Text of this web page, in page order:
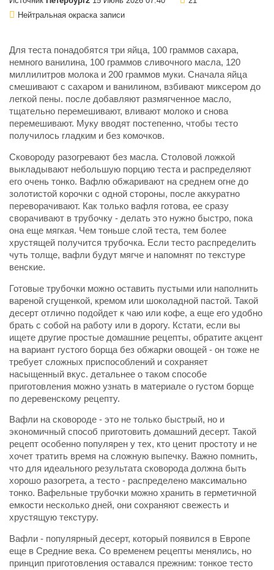
Нейтральная окраска записи
Для теста понадобятся три яйца, 100 граммов сахара,
немного ванилина, 100 граммов сливочного масла, 120
миллилитров молока и 200 граммов муки. Сначала яйца
смешивают с сахаром и ванилином, взбивают миксером до
легкой пены. после добавляют размягченное масло,
тщательно перемешивают, вливают молоко и снова
перемешивают. Муку вводят постепенно, чтобы тесто
получилось гладким и без комочков.
Сковороду разогревают без масла. Столовой ложкой
выкладывают небольшую порцию теста и распределяют
его очень тонко. Вафлю обжаривают на среднем огне до
золотистой корочки с одной стороны, после аккуратно
переворачивают. Как только вафля готова, ее сразу
сворачивают в трубочку - делать это нужно быстро, пока
она еще мягкая. Чем тоньше слой теста, тем более
хрустящей получится трубочка. Если тесто распределить
чуть толще, вафли будут мягче и напомнят по текстуре
венские.
Готовые трубочки можно оставить пустыми или наполнить
вареной сгущенкой, кремом или шоколадной пастой. Такой
десерт отлично подойдет к чаю или кофе, а еще его удобно
брать с собой на работу или в дорогу. Кстати, если вы
ищете другие простые домашние рецепты, обратите акцент
на вариант густого борща без обжарки овощей - он тоже не
требует сложных приспособлений и сохраняет
насыщенный вкус. детальнее о таком способе
приготовления можно узнать в материале о густом борще
по деревенскому рецепту.
Вафли на сковороде - это не только быстрый, но и
экономичный способ приготовить домашний десерт. Такой
рецепт особенно популярен у тех, кто ценит простоту и не
хочет тратить время на сложную выпечку. Важно помнить,
что для идеального результата сковорода должна быть
хорошо разогрета, а тесто - распределено максимально
тонко. Вафельные трубочки можно хранить в герметичной
емкости несколько дней, они сохраняют свежесть и
хрустящую текстуру.
Вафли - популярный десерт, который появился в Европе
еще в Средние века. Со временем рецепты менялись, но
принцип приготовления оставался прежним: тонкое тесто